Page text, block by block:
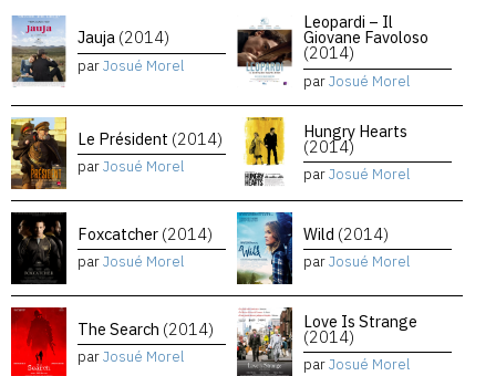
Jauja (2014)
parJosué Morel
Leopardi – Il
Giovane Favoloso
(2014)
parJosué Morel
Le Président (2014)
parJosué Morel
Hungry Hearts
(2014)
parJosué Morel
Foxcatcher (2014)
parJosué Morel
Wild (2014)
parJosué Morel
The Search (2014)
parJosué Morel
Love Is Strange
(2014)
parJosué Morel